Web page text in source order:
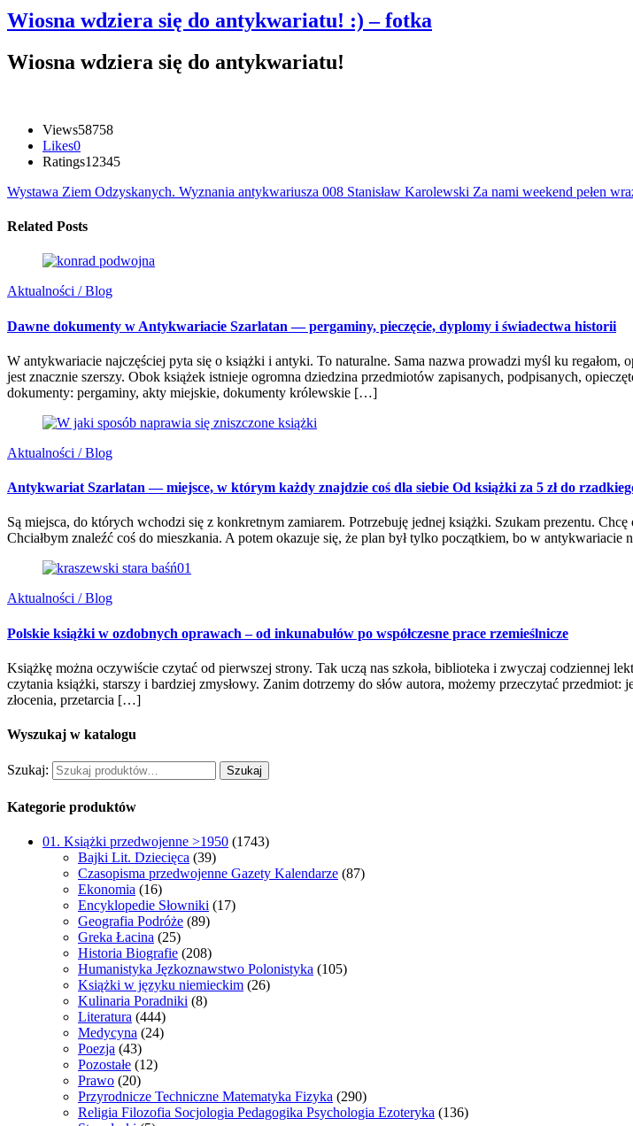
Wiosna wdziera się do antykwariatu! :) – fotka
Wiosna wdziera się do antykwariatu!
Views58758
Likes0
Ratings1 2345
Wystawa Ziem Odzyskanych. Wyznania antykwariusza 008 Stanisław Karolewski Za nami weekend pełen
Related Posts
Aktualności / Blog
Dawne dokumenty w Antykwariacie Szarlatan — pergaminy, pieczęcie, dyplomy i świadectwa historii
W antykwariacie najczęściej pyta się o książki i antyki. To naturalne. Sama nazwa prowadzi myśl ku
jest znacznie szerszy. Obok książek istnieje ogromna dziedzina przedmiotów zapisanych, podpisanych,
dokumenty: pergaminy, akty miejskie, dokumenty królewskie […]
Aktualności / Blog
Antykwariat Szarlatan — miejsce, w którym każdy znajdzie coś dla siebie Od książki za 5 zł do
Są miejsca, do których wchodzi się z konkretnym zamiarem. Potrzebuję jednej książki. Szukam prezentu.
Chciałbym znaleźć coś do mieszkania. A potem okazuje się, że plan był tylko początkiem, bo w
Aktualności / Blog
Polskie książki w ozdobnych oprawach – od inkunabułów po współczesne prace rzemieślnicze
Książkę można oczywiście czytać od pierwszej strony. Tak uczą nas szkoła, biblioteka i zwyczaj codziennej
czytania książki, starszy i bardziej zmysłowy. Zanim dotrzemy do słów autora, możemy przeczytać
złocenia, przetarcia […]
Wyszukaj w katalogu
Szukaj: Szukaj
Kategorie produktów
01. Książki przedwojenne >1950 (1743)
Bajki Lit. Dziecięca (39)
Czasopisma przedwojenne Gazety Kalendarze (87)
Ekonomia (16)
Encyklopedie Słowniki (17)
Geografia Podróże (89)
Greka Łacina (25)
Historia Biografie (208)
Humanistyka Jęzkoznawstwo Polonistyka (105)
Książki w języku niemieckim (26)
Kulinaria Poradniki (8)
Literatura (444)
Medycyna (24)
Poezja (43)
Pozostałe (12)
Prawo (20)
Przyrodnicze Techniczne Matematyka Fizyka (290)
Religia Filozofia Socjologia Pedagogika Psychologia Ezoteryka (136)